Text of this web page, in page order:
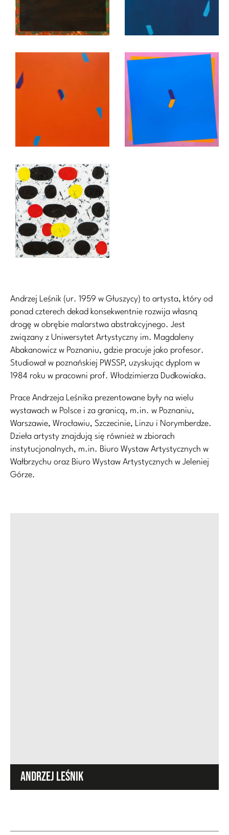
Andrzej Leśnik (ur. 1959 w Głuszycy) to artysta, który od
ponad czterech dekad konsekwentnie rozwija własną
drogę w obrębie malarstwa abstrakcyjnego. Jest
związany z Uniwersytet Artystyczny im. Magdaleny
Abakanowicz w Poznaniu, gdzie pracuje jako profesor.
Studiował w poznańskiej PWSSP, uzyskując dyplom w
1984 roku w pracowni prof. Włodzimierza Dudkowiaka.
Prace Andrzeja Leśnika prezentowane były na wielu
wystawach w Polsce i za granicą, m.in. w Poznaniu,
Warszawie, Wrocławiu, Szczecinie, Linzu i Norymberdze.
Dzieła artysty znajdują się również w zbiorach
instytucjonalnych, m.in. Biuro Wystaw Artystycznych w
Wałbrzychu oraz Biuro Wystaw Artystycznych w Jeleniej
Górze.
ANDRZEJ LEŚNIK